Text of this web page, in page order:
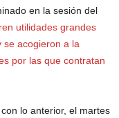
en la sesión del
utilidades grandes
se acogieron a la
por las que contratan
lo anterior, el martes